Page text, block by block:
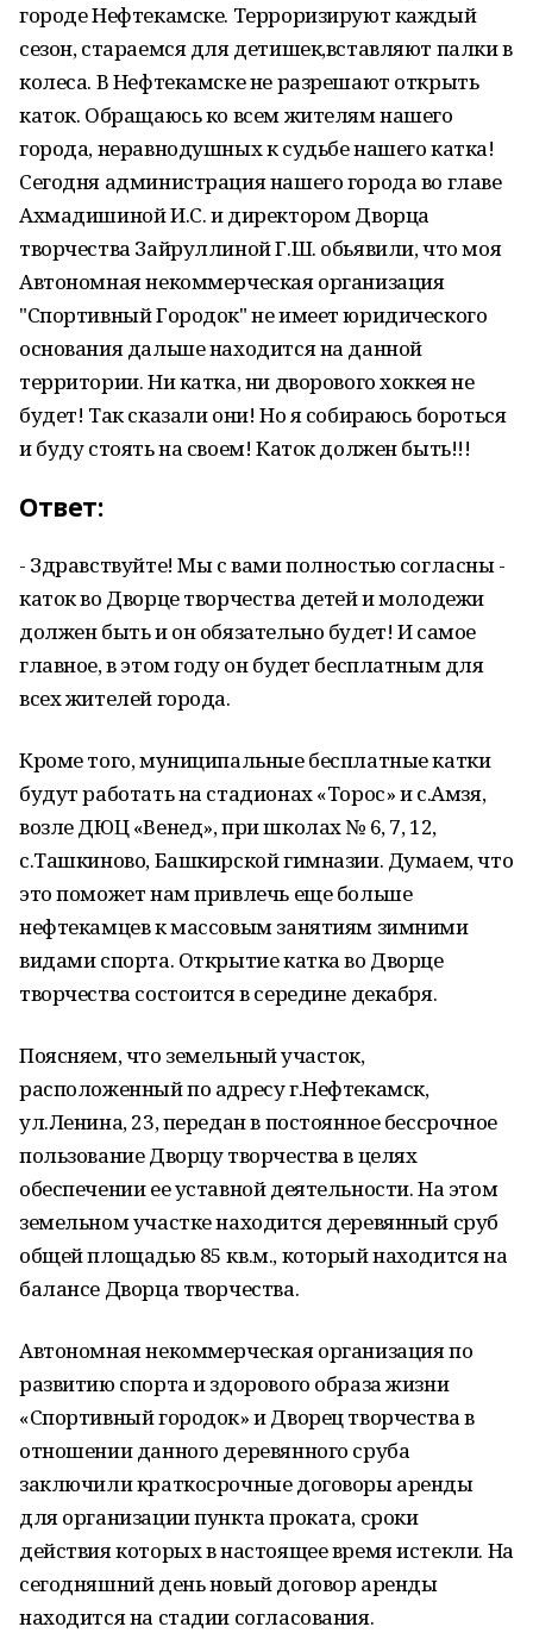
городе Нефтекамске. Терроризируют каждый
сезон, стараемся для детишек,вставляют палки в
колеса. В Нефтекамске не разрешают открыть
каток. Обращаюсь ко всем жителям нашего
города, неравнодушных к судьбе нашего катка!
Сегодня администрация нашего города во главе
Ахмадишиной И.С. и директором Дворца
творчества Зайруллиной Г.Ш. обьявили, что моя
Автономная некоммерческая организация
"Спортивный Городок" не имеет юридического
основания дальше находится на данной
территории. Ни катка, ни дворового хоккея не
будет! Так сказали они! Но я собираюсь бороться
и буду стоять на своем! Каток должен быть!!!
Ответ:
- Здравствуйте! Мы с вами полностью согласны -
каток во Дворце творчества детей и молодежи
должен быть и он обязательно будет! И самое
главное, в этом году он будет бесплатным для
всех жителей города.
Кроме того, муниципальные бесплатные катки
будут работать на стадионах «Торос» и с.Амзя,
возле ДЮЦ «Венед», при школах № 6, 7, 12,
с.Ташкиново, Башкирской гимназии. Думаем, что
это поможет нам привлечь еще больше
нефтекамцев к массовым занятиям зимними
видами спорта. Открытие катка во Дворце
творчества состоится в середине декабря.
Поясняем, что земельный участок,
расположенный по адресу г.Нефтекамск,
ул.Ленина, 23, передан в постоянное бессрочное
пользование Дворцу творчества в целях
обеспечении ее уставной деятельности. На этом
земельном участке находится деревянный сруб
общей площадью 85 кв.м., который находится на
балансе Дворца творчества.
Автономная некоммерческая организация по
развитию спорта и здорового образа жизни
«Спортивный городок» и Дворец творчества в
отношении данного деревянного сруба
заключили краткосрочные договоры аренды
для организации пункта проката, сроки
действия которых в настоящее время истекли. На
сегодняшний день новый договор аренды
находится на стадии согласования.